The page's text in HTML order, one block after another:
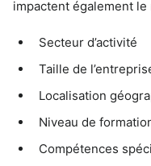
impactent également
Secteur d’activité
Taille de
Localisation
Niveau de
Compétences